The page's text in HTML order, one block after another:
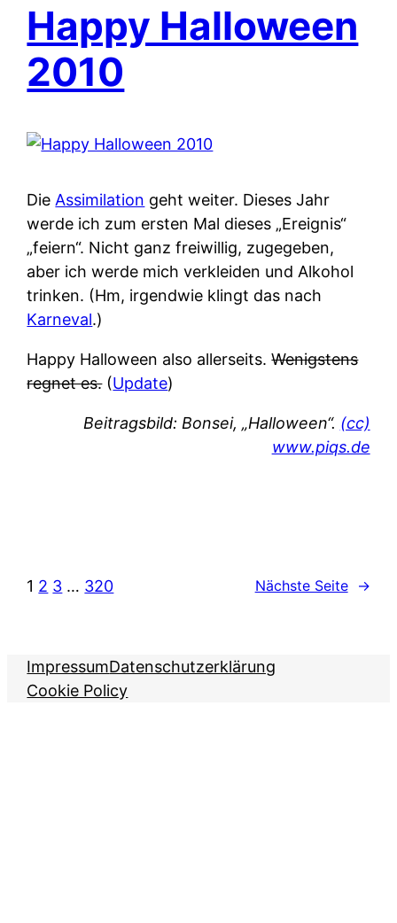
Happy Halloween
2010
Die Assimilation geht weiter. Dieses Jahr
werde ich zum ersten Mal dieses „Ereignis“
„feiern“. Nicht ganz freiwillig, zugegeben,
aber ich werde mich verkleiden und Alkohol
trinken. (Hm, irgendwie klingt das nach
Karneval.)
Happy Halloween also allerseits.Wenigstens
regnet es.(Update)
Beitragsbild: Bonsei, „Halloween“. (cc)
www.piqs.de
1 2 3 … 320 Nächste Seite →
ImpressumDatenschutzerklärung
Cookie Policy